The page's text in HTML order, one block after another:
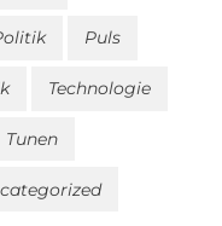
Puls
Technologie
Tunen